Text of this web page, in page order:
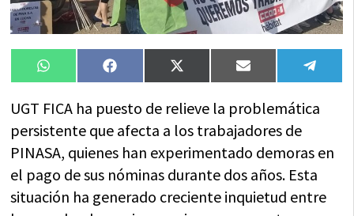
Compartir
en
WhatsAppCompartir
en
FacebookCompartir
en
X
(Twitter)
Compartir
en
Email
en
UGT FICA ha puesto de relieve la problemática
persistente que afecta a los trabajadores de
PINASA, quienes han experimentado demoras en
el pago de sus nóminas durante dos años. Esta
situación ha generado creciente inquietud entre